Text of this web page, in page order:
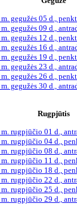
gegužės 05 d.,
gegužės 09 d.,
gegužės 12 d.,
gegužės 16 d.,
gegužės 19 d.,
gegužės 23 d.,
gegužės 26 d.,
gegužės 30 d.,
Rugpjūtis
rugpjūčio 01 d.,
rugpjūčio 04 d.,
rugpjūčio 08 d.,
rugpjūčio 11 d.,
rugpjūčio 18 d.,
rugpjūčio 22 d.,
rugpjūčio 25 d.,
rugpjūčio 29 d.,